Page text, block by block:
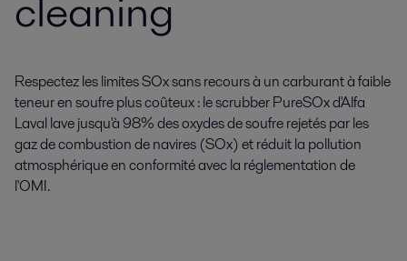
Respectez les limites SOx sans recours à un carburant à faible
teneur en soufre plus coûteux : le scrubber PureSOx d'Alfa
Laval lave jusqu'à 98% des oxydes de soufre rejetés par les
gaz de combustion de navires (SOx) et réduit la pollution
atmosphérique en conformité avec la réglementation de
l'OMI.